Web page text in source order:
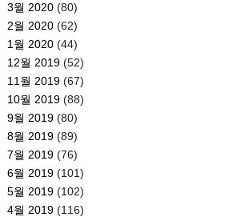
3월 2020(80)
2월 2020(62)
1월 2020(44)
12월 2019(52)
11월 2019(67)
10월 2019(88)
9월 2019(80)
8월 2019(89)
7월 2019(76)
6월 2019(101)
5월 2019(102)
4월 2019(116)